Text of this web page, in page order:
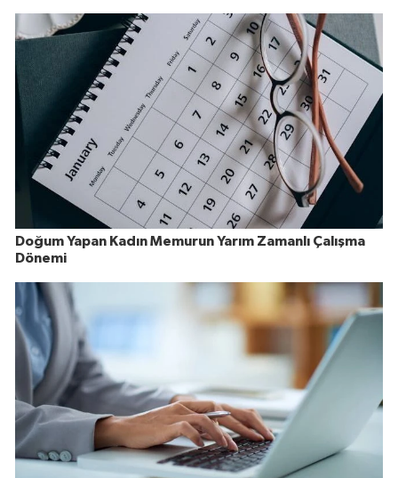
Doğum Yapan Kadın Memurun Yarım Zamanlı Çalışma
Dönemi